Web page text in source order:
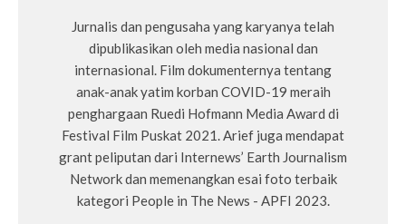
Jurnalis dan pengusaha yang karyanya telah
dipublikasikan oleh media nasional dan
internasional. Film dokumenternya tentang
anak-anak yatim korban COVID-19 meraih
penghargaan Ruedi Hofmann Media Award di
Festival Film Puskat 2021. Arief juga mendapat
grant peliputan dari Internews’ Earth Journalism
Network dan memenangkan esai foto terbaik
kategori People in The News - APFI 2023.